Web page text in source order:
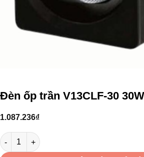
Đèn ốp trần V13CLF-30
1.087.236₫
Đèn ốp trần V13CLF-30 30W VinaLed số